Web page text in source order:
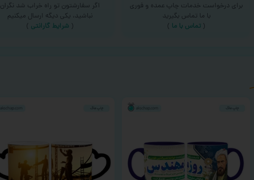
برای درخواست خدمات چاپ عمده و فوری
با ما تماس بگیرید
( تماس با ما )
اگر سفارشتون تو راه خراب شد نگران
نباشید، یکی دیگه ارسال میکنیم
( شرایط گارانتی )